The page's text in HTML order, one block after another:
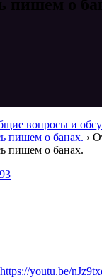
пишем о
вопросы и
пишем о банах. ›
пишем о банах.
https://youtu.be/